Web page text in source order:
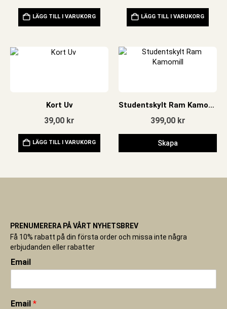
LÄGG TILL I VARUKORG LÄGG TILL I VARUKORG
Kort Uv
39,00 kr
LÄGG TILL I VARUKORG
Studentskylt Ram Kamomill
399,00 kr
Skapa
PRENUMERERA PÅ VÅRT NYHETSBREV
Få 10% rabatt på din första order och missa inte några
erbjudanden eller rabatter
Email
Email *